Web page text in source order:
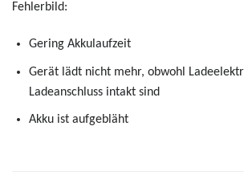
Fehlerbild:
Gering Akkulaufzeit
Gerät lädt nicht mehr, obwohl
Ladeanschluss intakt sind
Akku ist aufgebläht